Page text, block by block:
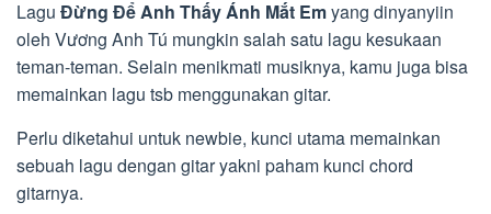
Lagu Đừng Để Anh Thấy Ánh Mắt Emyang dinyanyiin
oleh Vương Anh Tú mungkin salah satu lagu kesukaan
teman-teman. Selain menikmati musiknya, kamu juga bisa
memainkan lagu tsb menggunakan gitar.
Perlu diketahui untuk newbie, kunci utama memainkan
sebuah lagu dengan gitar yakni paham kunci chord
gitarnya.